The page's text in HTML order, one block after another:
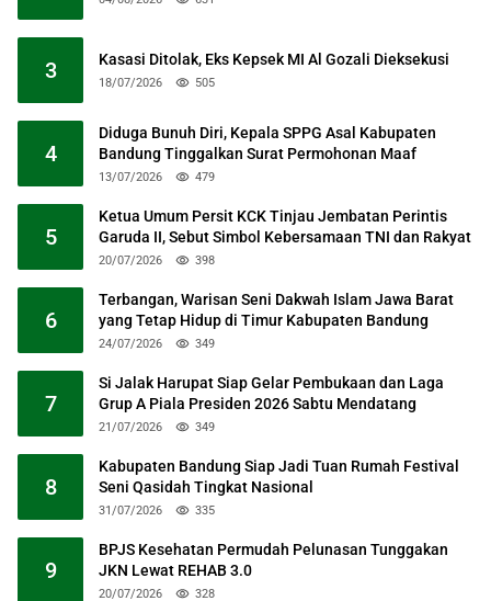
3 Kasasi Ditolak, Eks Kepsek MI Al Gozali Dieksekusi
18/07/2026 505
4
Diduga Bunuh Diri, Kepala SPPG Asal Kabupaten
Bandung Tinggalkan Surat Permohonan Maaf
13/07/2026 479
5
Ketua Umum Persit KCK Tinjau Jembatan Perintis
Garuda II, Sebut Simbol Kebersamaan TNI dan Rakyat
20/07/2026 398
6
Terbangan, Warisan Seni Dakwah Islam Jawa Barat
yang Tetap Hidup di Timur Kabupaten Bandung
24/07/2026 349
7
Si Jalak Harupat Siap Gelar Pembukaan dan Laga
Grup A Piala Presiden 2026 Sabtu Mendatang
21/07/2026 349
8
Kabupaten Bandung Siap Jadi Tuan Rumah Festival
Seni Qasidah Tingkat Nasional
31/07/2026 335
9
BPJS Kesehatan Permudah Pelunasan Tunggakan
JKN Lewat REHAB 3.0
20/07/2026 328